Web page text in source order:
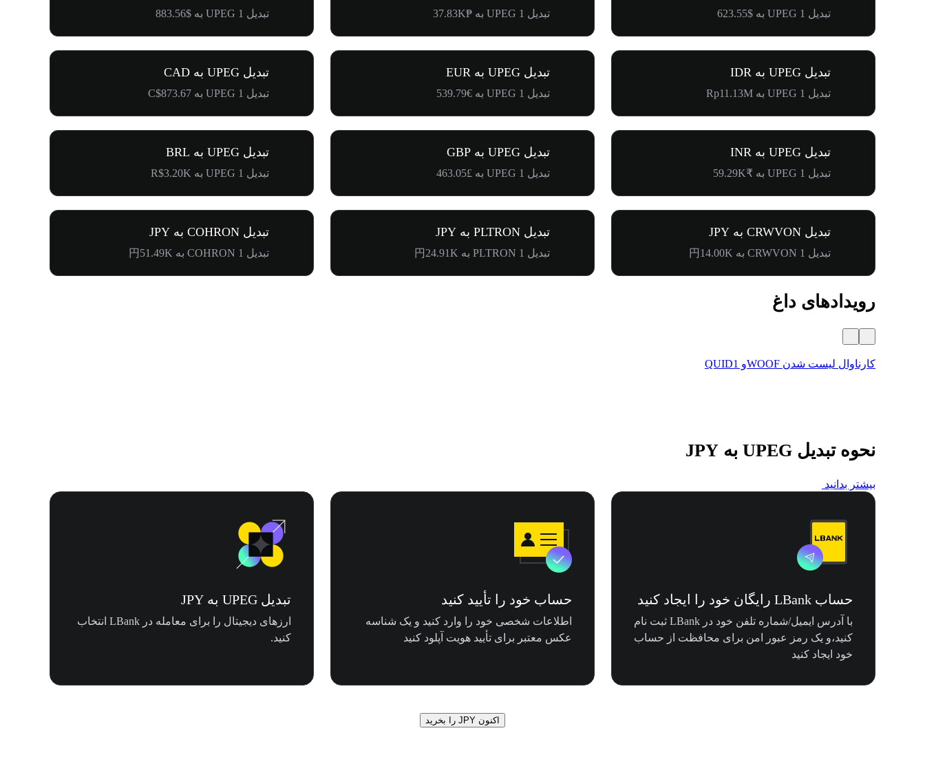
تبدیل 1 UPEG به $623.55 تبدیل 1 UPEG به ₱37.83K تبدیل 1 UPEG به $883.56
تبدیل UPEG به IDR
تبدیل 1 UPEG به Rp11.13M
تبدیل UPEG به EUR
تبدیل 1 UPEG به €539.79
تبدیل UPEG به CAD
تبدیل 1 UPEG به C$873.67
تبدیل UPEG به INR
تبدیل 1 UPEG به ₹59.29K
تبدیل UPEG به GBP
تبدیل 1 UPEG به £463.05
تبدیل UPEG به BRL
تبدیل 1 UPEG به R$3.20K
تبدیل CRWVON به JPY
تبدیل 1 CRWVON به 円14.00K
تبدیل PLTRON به JPY
تبدیل 1 PLTRON به 円24.91K
تبدیل COHRON به JPY
تبدیل 1 COHRON به 円51.49K
رویدادهای داغ
کارناوال لیست شدن WOOFو QUID1
نحوه تبدیل UPEG به JPY
بیشتر بدانید
حساب LBank رایگان خود را ایجاد کنید
با آدرس ایمیل/شماره تلفن خود در LBank ثبت نام
کنید،و یک رمز عبور امن برای محافظت از حساب
خود ایجاد کنید
حساب خود را تأیید کنید
اطلاعات شخصی خود را وارد کنید و یک شناسه
عکس معتبر برای تأیید هویت آپلود کنید
تبدیل UPEG به JPY
ارزهای دیجیتال را برای معامله در LBank انتخاب
کنید.
اکنون JPY را بخرید